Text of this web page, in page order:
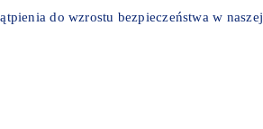
do wzrostu bezpieczeństwa w naszej